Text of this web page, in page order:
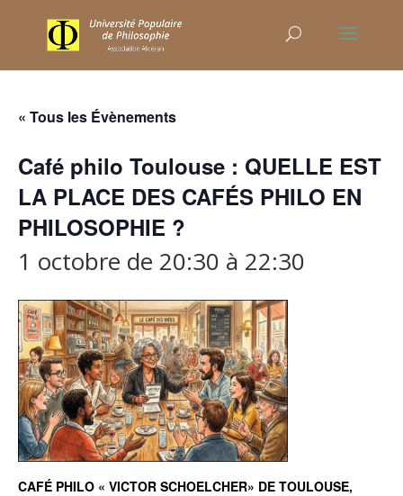
« Tous les Évènements
Café philo Toulouse : QUELLE EST
LA PLACE DES CAFÉS PHILO EN
PHILOSOPHIE ?
1 octobre de 20:30 à 22:30
CAFÉ PHILO « VICTOR SCHOELCHER» DE TOULOUSE,